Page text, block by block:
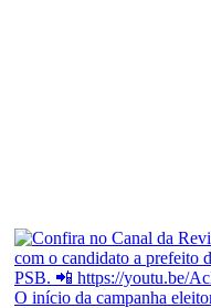
O início da campanha